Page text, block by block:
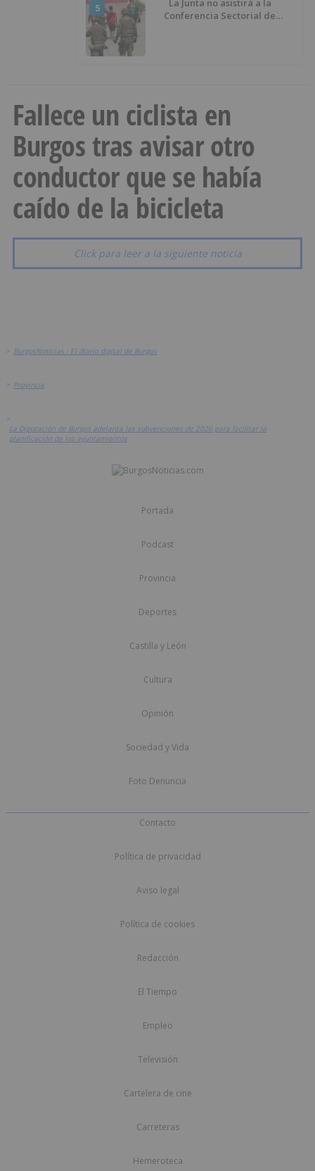
5
La Junta no asistirá a la
Conferencia Sectorial de
Fallece un ciclista en
Burgos tras avisar otro
conductor que se había
caído de la bicicleta
Click para leer a la siguiente noticia
> BurgosNoticias - El diario digital de Burgos
> Provincia
>
La Diputación de Burgos adelanta las subvenciones de 2026 para facilitar la
planificación de los ayuntamientos
Portada
Podcast
Provincia
Deportes
Castilla y León
Cultura
Opinión
Sociedad y Vida
Foto Denuncia
Contacto
Política de privacidad
Aviso legal
Política de cookies
Redacción
El Tiempo
Empleo
Televisión
Cartelera de cine
Carreteras
Hemeroteca